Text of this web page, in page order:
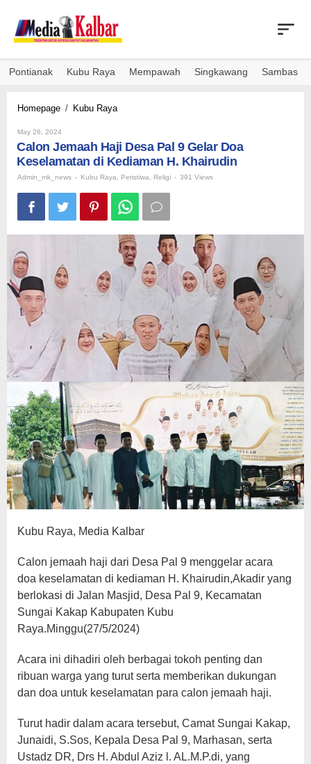
content
Pontianak Kubu Raya Mempawah Singkawang Sambas
Homepage / Kubu RayaCalon
Desa
Pal
Gelar
Doa
Keselamatan
di
Kediaman
H.
Khairudin
May 26, 2024
Calon Jemaah Haji Desa Pal 9 Gelar Doa
Keselamatan di Kediaman H. Khairudin
Admin_mk_news - Kubu Raya Peristiwa Religi - 391 Views
Kubu Raya, Media Kalbar
Calon jemaah haji dari Desa Pal 9 menggelar acara
doa keselamatan di kediaman H. Khairudin,Akadir yang
berlokasi di Jalan Masjid, Desa Pal 9, Kecamatan
Sungai Kakap Kabupaten Kubu
Raya.Minggu(27/5/2024)
Acara ini dihadiri oleh berbagai tokoh penting dan
ribuan warga yang turut serta memberikan dukungan
dan doa untuk keselamatan para calon jemaah haji.
Turut hadir dalam acara tersebut, Camat Sungai Kakap,
Junaidi, S.Sos, Kepala Desa Pal 9, Marhasan, serta
Ustadz DR, Drs H. Abdul Aziz l. AL.M.P.di, yang